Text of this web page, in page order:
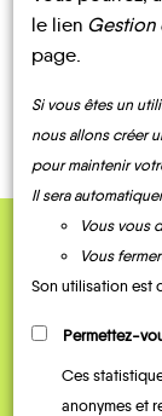
le lien Gestion
page.
Si vous êtes un
nous allons créer
pour maintenir
Il sera
Vous vous
Vous
Son utilisation est
Permettez-
Ces
anonymes et